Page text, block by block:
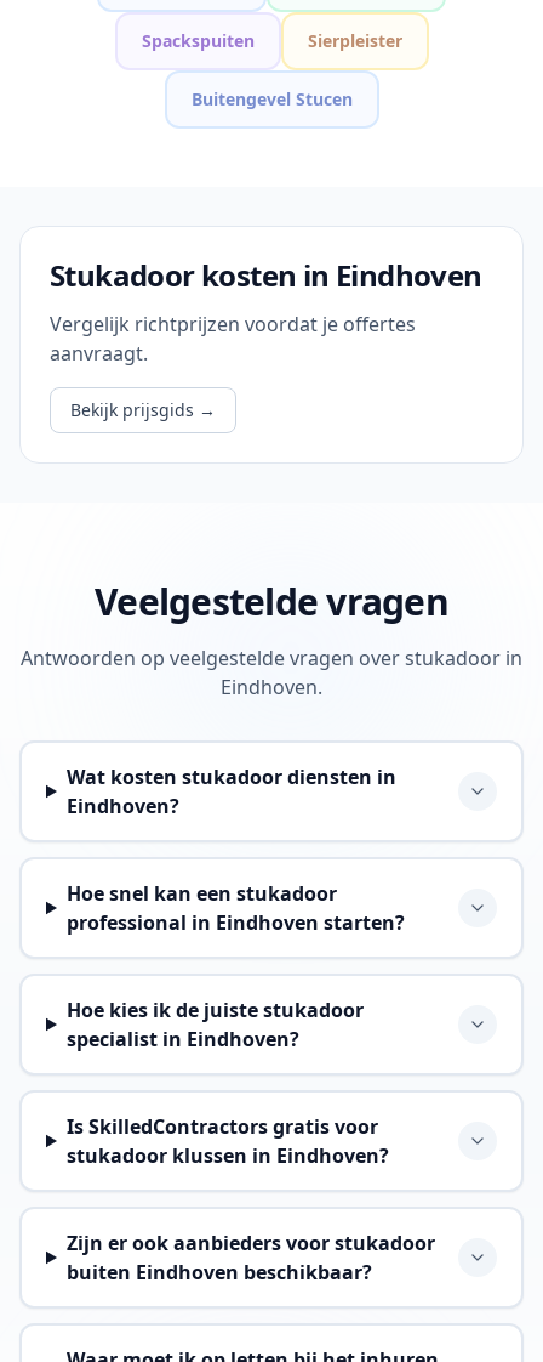
Spackspuiten Sierpleister
Buitengevel Stucen
Stukadoor kosten in Eindhoven
Vergelijk richtprijzen voordat je offertes
aanvraagt.
Bekijk prijsgids →
Veelgestelde vragen
Antwoorden op veelgestelde vragen over stukadoor in
Eindhoven.
Wat kosten stukadoor diensten in
Eindhoven?
Hoe snel kan een stukadoor
professional in Eindhoven starten?
Hoe kies ik de juiste stukadoor
specialist in Eindhoven?
Is SkilledContractors gratis voor
stukadoor klussen in Eindhoven?
Zijn er ook aanbieders voor stukadoor
buiten Eindhoven beschikbaar?